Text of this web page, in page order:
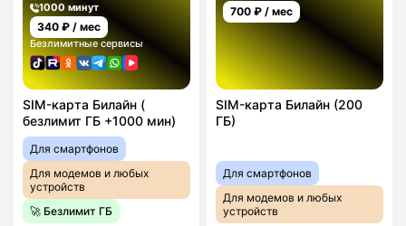
1000 минут
340 ₽ / мес
Безлимитные сервисы
SIM-карта Билайн (
безлимит ГБ +1000 мин)
Для смартфонов
Для модемов и любых
устройств
🚀 Безлимит ГБ
700 ₽ / мес
SIM-карта Билайн (200
ГБ)
Для смартфонов
Для модемов и любых
устройств